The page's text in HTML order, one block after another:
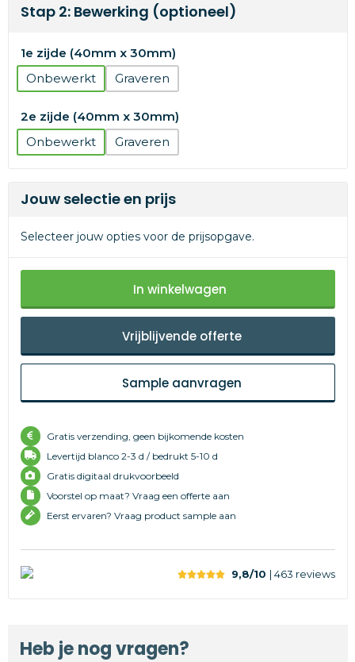
Stap 2: Bewerking (optioneel)
1e zijde (40mm x 30mm)
Onbewerkt
Graveren
2e zijde (40mm x 30mm)
Onbewerkt
Graveren
Jouw selectie en prijs
Selecteer jouw opties voor de prijsopgave.
In winkelwagen
Vrijblijvende offerte
Sample aanvragen
Gratis verzending, geen bijkomende kosten
Levertijd blanco 2-3 d / bedrukt 5-10 d
Gratis digitaal drukvoorbeeld
Voorstel op maat? Vraag een offerte aan
Eerst ervaren? Vraag product sample aan
9,8/10 | 463 reviews
Heb je nog vragen?